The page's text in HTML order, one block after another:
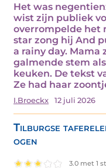
Het was
wist zijn publiek
overrompelde het
star zong hij And
a rainy day.
galmende stem
keuken. De tekst
Ze had haar
I.Broeckx 12 juli 2026
Tilburgse
ogen
3.0 met 1